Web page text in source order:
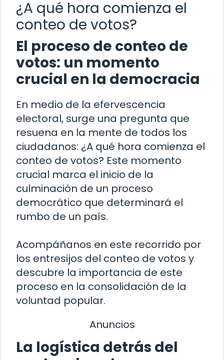
¿A qué hora comienza el
conteo de votos?
El proceso de conteo de
votos: un momento
crucial en la democracia
En medio de la efervescencia
electoral, surge una pregunta que
resuena en la mente de todos los
ciudadanos: ¿A qué hora comienza el
conteo de votos? Este momento
crucial marca el inicio de la
culminación de un proceso
democrático que determinará el
rumbo de un país.
Acompáñanos en este recorrido por
los entresijos del conteo de votos y
descubre la importancia de este
proceso en la consolidación de la
voluntad popular.
Anuncios
La logística detrás del